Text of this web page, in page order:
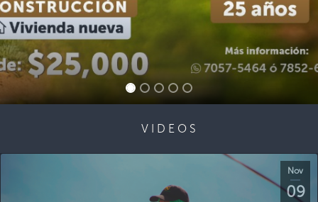
VIDEOS
Nov
09